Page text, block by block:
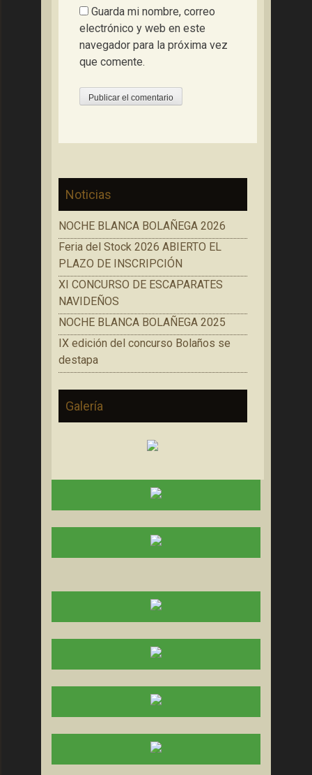
Guarda mi nombre, correo
electrónico y web en este
navegador para la próxima vez
que comente.
Noticias
NOCHE BLANCA BOLAÑEGA 2026
Feria del Stock 2026 ABIERTO EL
PLAZO DE INSCRIPCIÓN
XI CONCURSO DE ESCAPARATES
NAVIDEÑOS
NOCHE BLANCA BOLAÑEGA 2025
IX edición del concurso Bolaños se
destapa
Galería